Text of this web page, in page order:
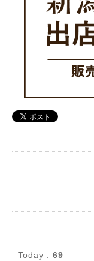
Today : 69